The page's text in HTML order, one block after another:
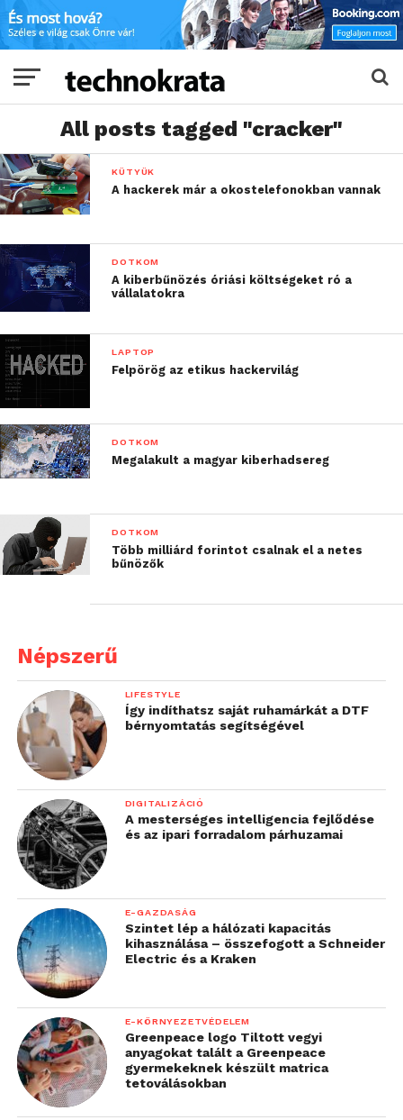
All posts tagged "cracker"
KÜTYÜK
A hackerek már a okostelefonokban vannak
DOTKOM
A kiberbűnözés óriási költségeket ró a
vállalatokra
LAPTOP
Felpörög az etikus hackervilág
DOTKOM
Megalakult a magyar kiberhadsereg
DOTKOM
Több milliárd forintot csalnak el a netes
bűnözők
Népszerű
LIFESTYLE
Így indíthatsz saját ruhamárkát a DTF
bérnyomtatás segítségével
DIGITALIZÁCIÓ
A mesterséges intelligencia fejlődése
és az ipari forradalom párhuzamai
E-GAZDASÁG
Szintet lép a hálózati kapacitás
kihasználása – összefogott a Schneider
Electric és a Kraken
E-KÖRNYEZETVÉDELEM
Greenpeace logo Tiltott vegyi
anyagokat talált a Greenpeace
gyermekeknek készült matrica
tetoválásokban